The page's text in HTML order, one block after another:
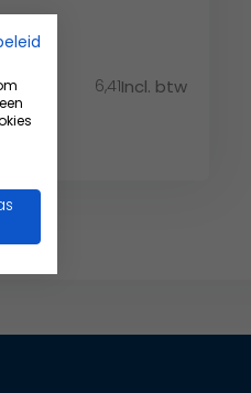
6,41Incl. btw